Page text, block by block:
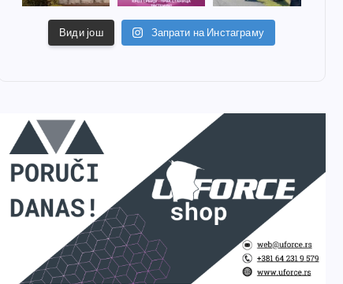
Види још Запрати на Инстаграму